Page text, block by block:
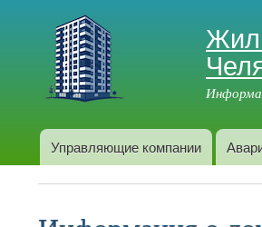
Главное меню
Управляющие компании